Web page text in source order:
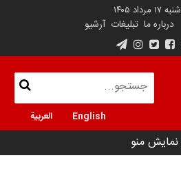
شنبه ۱۷ مرداد ۱۴۰۵
درباره ما تبلیغات آرشیو
English العربية
نمایش منو